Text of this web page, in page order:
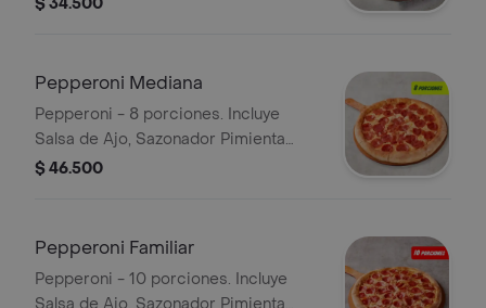
Pepperoni Mediana
Pepperoni - 8 porciones. Incluye
Salsa de Ajo, Sazonador Pimienta
Roja y Pepperoncini.
$ 46.500
Pepperoni Familiar
Pepperoni - 10 porciones. Incluye